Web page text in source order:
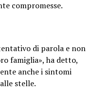
compromesse.
di parola e non
famiglia», ha detto,
anche i sintomi
stelle.